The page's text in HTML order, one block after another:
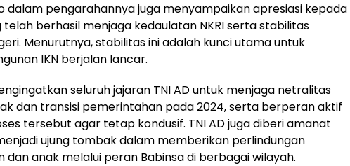
dalam pengarahannya juga menyampaikan apresiasi kepada
telah berhasil menjaga kedaulatan NKRI serta stabilitas
Menurutnya, stabilitas ini adalah kunci utama untuk
IKN berjalan lancar.
seluruh jajaran TNI AD untuk menjaga netralitas
dan transisi pemerintahan pada 2024, serta berperan aktif
tersebut agar tetap kondusif. TNI AD juga diberi amanat
ujung tombak dalam memberikan perlindungan
anak melalui peran Babinsa di berbagai wilayah.